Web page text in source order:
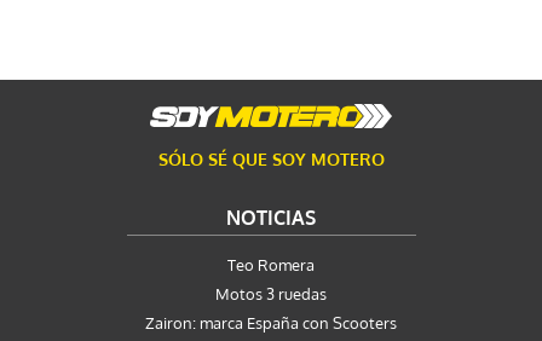
SÓLO SÉ QUE SOY MOTERO
NOTICIAS
Teo Romera
Motos 3 ruedas
Zairon: marca España con Scooters